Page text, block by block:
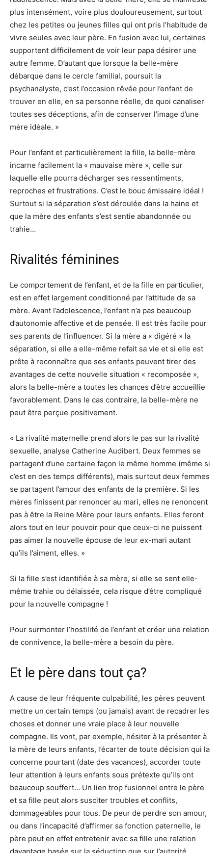
plus intensément, voire plus douloureusement, surtout
chez les petites ou jeunes filles qui ont pris l’habitude de
vivre seules avec leur père. En fusion avec lui, certaines
supportent difficilement de voir leur papa désirer une
autre femme. D’autant que lorsque la belle-mère
débarque dans le cercle familial, poursuit la
psychanalyste, c’est l’occasion rêvée pour l’enfant de
trouver en elle, en sa personne réelle, de quoi canaliser
toutes ses déceptions, afin de conserver l’image d’une
mère idéale. »
Pour l’enfant et particulièrement la fille, la belle-mère
incarne facilement la « mauvaise mère », celle sur
laquelle elle pourra décharger ses ressentiments,
reproches et frustrations. C’est le bouc émissaire idéal !
Surtout si la séparation s’est déroulée dans la haine et
que la mère des enfants s’est sentie abandonnée ou
trahie…
Rivalités féminines
Le comportement de l’enfant, et de la fille en particulier,
est en effet largement conditionné par l’attitude de sa
mère. Avant l’adolescence, l’enfant n’a pas beaucoup
d’autonomie affective et de pensée. Il est très facile pour
ses parents de l’influencer. Si la mère a « digéré » la
séparation, si elle a elle-même refait sa vie et si elle est
prête à reconnaître que ses enfants peuvent tirer des
avantages de cette nouvelle situation « recomposée »,
alors la belle-mère a toutes les chances d’être accueillie
favorablement. Dans le cas contraire, la belle-mère ne
peut être perçue positivement.
« La rivalité maternelle prend alors le pas sur la rivalité
sexuelle, analyse Catherine Audibert. Deux femmes se
partagent d’une certaine façon le même homme (même si
c’est en des temps différents), mais surtout deux femmes
se partagent l’amour des enfants de la première. Si les
mères finissent par renoncer au mari, elles ne renoncent
pas à être la Reine Mère pour leurs enfants. Elles feront
alors tout en leur pouvoir pour que ceux-ci ne puissent
pas aimer la nouvelle épouse de leur ex-mari autant
qu’ils l’aiment, elles. »
Si la fille s’est identifiée à sa mère, si elle se sent elle-
même trahie ou délaissée, cela risque d’être compliqué
pour la nouvelle compagne !
Pour surmonter l’hostilité de l’enfant et créer une relation
de connivence, la belle-mère a besoin du père.
Et le père dans tout ça?
A cause de leur fréquente culpabilité, les pères peuvent
mettre un certain temps (ou jamais) avant de recadrer les
choses et donner une vraie place à leur nouvelle
compagne. Ils vont, par exemple, hésiter à la présenter à
la mère de leurs enfants, l’écarter de toute décision qui la
concerne pourtant (date des vacances), accorder toute
leur attention à leurs enfants sous prétexte qu’ils ont
beaucoup souffert… Un lien trop fusionnel entre le père
et sa fille peut alors susciter troubles et conflits,
dommageables pour tous. De peur de perdre son amour,
ou dans l’incapacité d’affirmer sa fonction paternelle, le
père peut en effet entretenir avec sa fille une relation